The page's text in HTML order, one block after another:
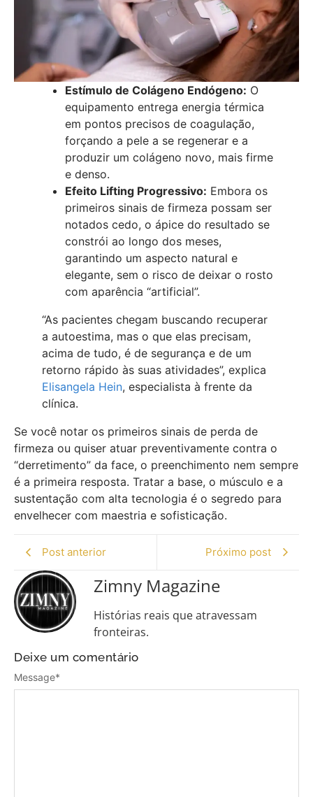
Estímulo de Colágeno Endógeno: O
equipamento entrega energia térmica
em pontos precisos de coagulação,
forçando a pele a se regenerar e a
produzir um colágeno novo, mais firme
e denso.
Efeito Lifting Progressivo: Embora os
primeiros sinais de firmeza possam ser
notados cedo, o ápice do resultado se
constrói ao longo dos meses,
garantindo um aspecto natural e
elegante, sem o risco de deixar o rosto
com aparência “artificial”.
“As pacientes chegam buscando recuperar
a autoestima, mas o que elas precisam,
acima de tudo, é de segurança e de um
retorno rápido às suas atividades”, explica
Elisangela Hein, especialista à frente da
clínica.
Se você notar os primeiros sinais de perda de
firmeza ou quiser atuar preventivamente contra o
“derretimento” da face, o preenchimento nem sempre
é a primeira resposta. Tratar a base, o músculo e a
sustentação com alta tecnologia é o segredo para
envelhecer com maestria e sofisticação.
Post anterior Próximo post
Zimny Magazine
Histórias reais que atravessam
fronteiras.
Deixe um comentário
Message*